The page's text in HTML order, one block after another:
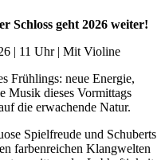
Schloss geht 2026 weiter!
| 11 Uhr | Mit Violine
Frühlings: neue Energie,
Musik dieses Vormittags
die erwachende Natur.
Spielfreude und Schuberts
farbenreichen Klangwelten